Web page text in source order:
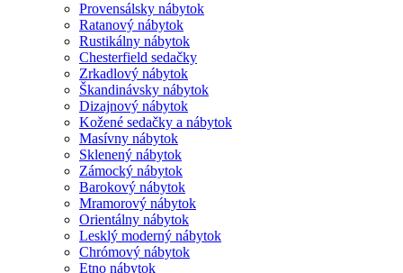
Provensálsky nábytok
Ratanový nábytok
Rustikálny nábytok
Chesterfield sedačky
Zrkadlový nábytok
Škandinávsky nábytok
Dizajnový nábytok
Kožené sedačky a nábytok
Masívny nábytok
Sklenený nábytok
Zámocký nábytok
Barokový nábytok
Mramorový nábytok
Orientálny nábytok
Lesklý moderný nábytok
Chrómový nábytok
Etno nábytok